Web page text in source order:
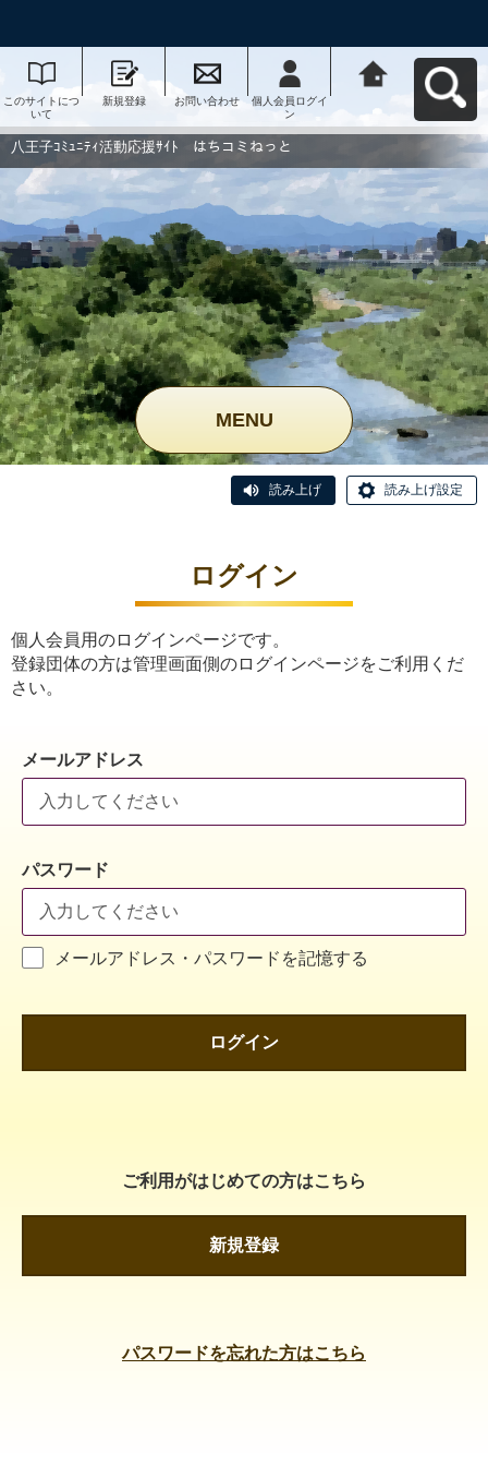
このサイトにつ
いて
新規登録 お問い合わせ
個人会員ログイ
ン
動応援ｻｲﾄ はち
コミねっとへ戻
八王子ｺﾐｭﾆﾃｨ活動応援ｻｲﾄ はちコミねっと
MENU
読み上げ 読み上げ設定
ログイン
個人会員用のログインページです。
登録団体の方は管理画面側のログインページをご利用くだ
さい。
メールアドレス
パスワード
メールアドレス・パスワードを記憶する
ログイン
ご利用がはじめての方はこちら
新規登録
パスワードを忘れた方はこちら